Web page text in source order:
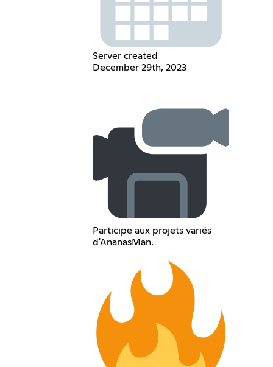
Server created
December 29th, 2023
Participe aux projets variés
d'AnanasMan.